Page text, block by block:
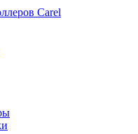
Carel